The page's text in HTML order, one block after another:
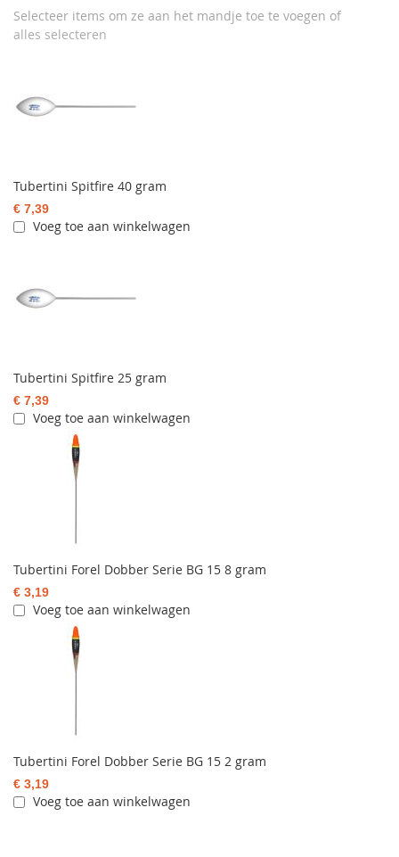
Selecteer items om ze aan het mandje toe te voegen of
alles selecteren
Tubertini Spitfire 40 gram
€ 7,39
Voeg toe aan winkelwagen
Tubertini Spitfire 25 gram
€ 7,39
Voeg toe aan winkelwagen
Tubertini Forel Dobber Serie BG 15 8 gram
€ 3,19
Voeg toe aan winkelwagen
Tubertini Forel Dobber Serie BG 15 2 gram
€ 3,19
Voeg toe aan winkelwagen